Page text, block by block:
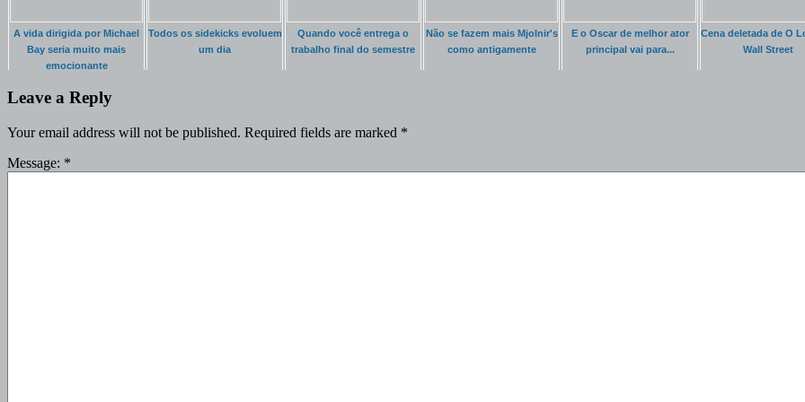
A vida dirigida por Michael
Bay seria muito mais
emocionante
Todos os sidekicks evoluem
um dia
Quando você entrega o
trabalho final do semestre
Não se fazem mais Mjolnir's
como antigamente
E o Oscar de melhor ator
principal vai para...
Cena deletada de O
Wall Street
Leave a Reply
Your email address will not be published. Required fields are marked *
Message: *